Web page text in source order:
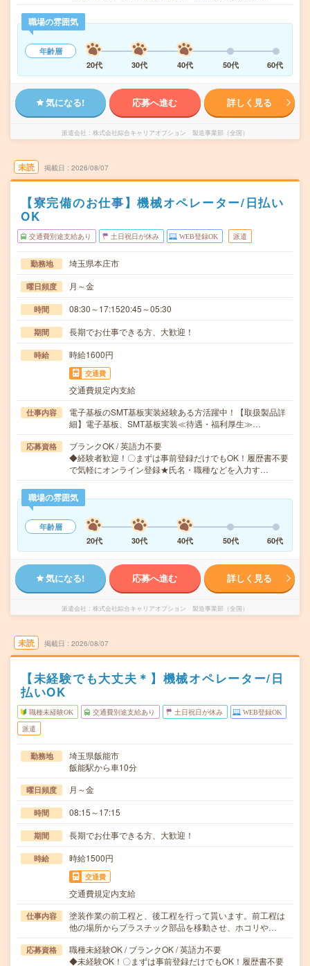
職場の雰囲気
年齢層
20代
30代 40代 50代 60代
気になる! 応募へ進む 詳しく見る
派遣会社 株式会社綜合キャリアオプション 製造事業部（全国）
未読 掲載日 2026/08/07
【寮完備のお仕事】機械オペレーター/日払い
OK
交通費別途支給あり 土日祝日が休み WEB登録OK 派遣
勤務地 埼玉県本庄市
曜日頻度 月～金
時間 08:30～17:1520:45～05:30
期間 長期でお仕事できる方、大歓迎！
時給 時給1600円
交通費
交通費規定内支給
仕事内容
電子基板のSMT基板実装経験ある方活躍中！【取扱製品詳
細】電子基板、SMT基板実装≪待遇・福利厚生≫…
応募資格
ブランクOK / 英語力不要
◆経験者歓迎！〇まずは事前登録だけでもOK！履歴書不要
で気軽にオンライン登録★氏名・職種などを入力す…
職場の雰囲気
年齢層
20代
30代 40代 50代 60代
気になる! 応募へ進む 詳しく見る
派遣会社 株式会社綜合キャリアオプション 製造事業部（全国）
未読 掲載日 2026/08/07
【未経験でも大丈夫＊】機械オペレーター/日
払いOK
職種未経験OK 交通費別途支給あり 土日祝日が休み WEB登録OK
派遣
勤務地
埼玉県飯能市
飯能駅から車10分
曜日頻度 月～金
時間 08:15～17:15
期間 長期でお仕事できる方、大歓迎！
時給 時給1500円
交通費
交通費規定内支給
仕事内容
塗装作業の前工程と、後工程を行って貰います。前工程は
他の場所からプラスチック部品を移動させ、ホコリや…
応募資格
職種未経験OK / ブランクOK / 英語力不要
◆未経験OK！〇まずは事前登録だけでもOK！履歴書不要